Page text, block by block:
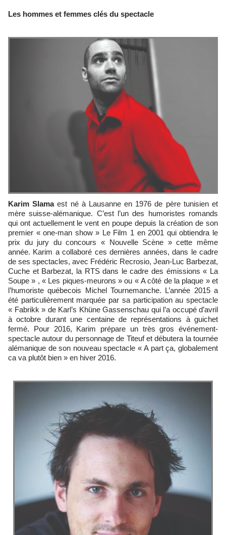
Les hommes et femmes clés du spectacle
Karim Slamaest né à Lausanne en 1976 de père tunisien et
mère suisse-alémanique. C’est l’un des humoristes romands
qui ont actuellement le vent en poupe depuis la création de son
premier « one-man show » Le Film 1 en 2001 qui obtiendra le
prix du jury du concours « Nouvelle Scène » cette même
année. Karim a collaboré ces dernières années, dans le cadre
de ses spectacles, avec Frédéric Recrosio, Jean-Luc Barbezat,
Cuche et Barbezat, la RTS dans le cadre des émissions « La
Soupe » , « Les piques-meurons » ou « A côté de la plaque » et
l’humoriste québecois Michel Tournemanche. L’année 2015 a
été particulièrement marquée par sa participation au spectacle
« Fabrikk » de Karl’s Khüne Gassenschau qui l’a occupé d’avril
à octobre durant une centaine de représentations à guichet
fermé. Pour 2016, Karim prépare un très gros événement-
spectacle autour du personnage de Titeuf et débutera la tournée
alémanique de son nouveau spectacle « A part ça, globalement
ca va plutôt bien » en hiver 2016.